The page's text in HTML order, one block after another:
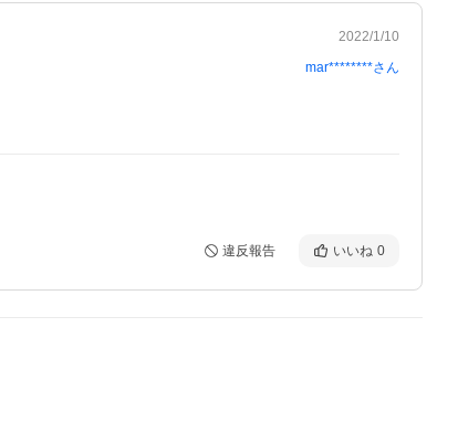
2022/1/10
mar********さん
違反報告 いいね 0